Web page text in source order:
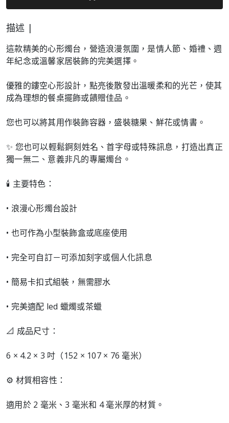
描述 |
這款精美的心形燭台，營造浪漫氛圍，是情人節、婚禮、週
年紀念或溫馨家居裝飾的完美選擇。
優雅的鏤空心形設計，點亮後散發出溫暖柔和的光芒，使其
成為理想的餐桌擺飾或饋贈佳品。
您也可以將其用作裝飾容器，盛裝糖果、鮮花或情書。
✨ 您也可以輕鬆錒刻姓名、首字母或特殊訊息，打造出真正
獨一無二、意義非凡的專屬燭台。
🕯️ 主要特色：
• 浪漫心形燭台設計
• 也可作為小型裝飾盒或底座使用
• 完全可自訂－可添加刻字或個人化訊息
• 簡易卡扣式組裝，無需膠水
• 完美適配 led 蠟燭或茶蠟
📐 成品尺寸：
6 × 4.2 × 3 吋（152 × 107 × 76 毫米）
⚙️ 材質相容性：
適用於 2 毫米、3 毫米和 4 毫米厚的材質。